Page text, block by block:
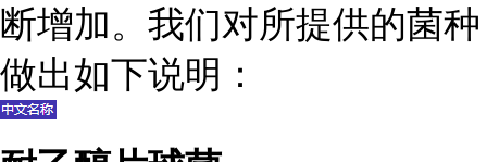
断增加。我们对所提供的菌种
做出如下说明：